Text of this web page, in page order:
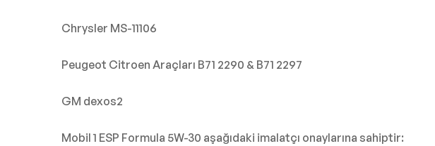
Chrysler MS-11106
Peugeot Citroen Araçları B71 2290 & B71 2297
GM dexos2
Mobil 1 ESP Formula 5W-30 aşağıdaki imalatçı onaylarına sahiptir: